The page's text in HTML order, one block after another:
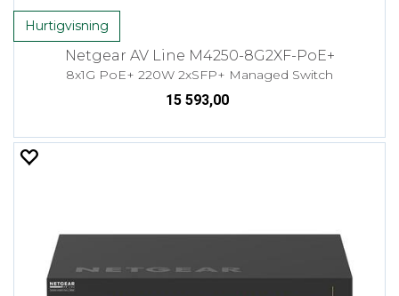
Hurtigvisning
Netgear AV Line M4250-8G2XF-PoE+
8x1G PoE+ 220W 2xSFP+ Managed Switch
15 593,00